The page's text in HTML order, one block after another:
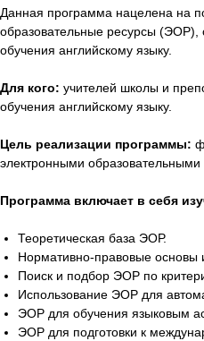
Данная программа нацелена на
образовательные ресурсы (ЭОР),
обучения английскому языку.
Для кого: учителей школы и
обучения английскому языку.
Цель реализации программы:
электронными образовательными
Программа включает в себя
Теоретическая база ЭОР.
Нормативно-правовые основы
Поиск и подбор ЭОР по
Использование ЭОР для
ЭОР для обучения языковым
ЭОР для подготовки к